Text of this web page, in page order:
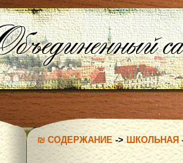
₪ СОДЕРЖАНИЕ->ШКОЛЬНАЯ